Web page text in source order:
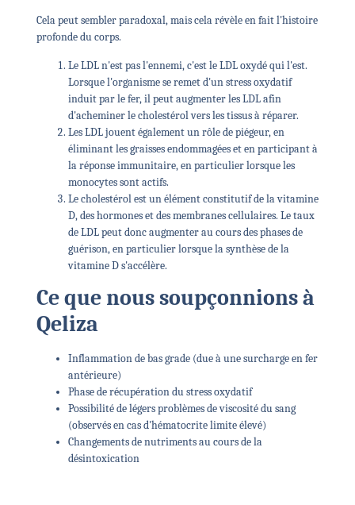
Cela peut sembler paradoxal, mais cela révèle en fait l'histoire
profonde du corps.
Le LDL n'est pas l'ennemi, c'est le LDL oxydé qui l'est.
Lorsque l'organisme se remet d'un stress oxydatif
induit par le fer, il peut augmenter les LDL afin
d'acheminer le cholestérol vers les tissus à réparer.
Les LDL jouent également un rôle de piégeur, en
éliminant les graisses endommagées et en participant à
la réponse immunitaire, en particulier lorsque les
monocytes sont actifs.
Le cholestérol est un élément constitutif de la vitamine
D, des hormones et des membranes cellulaires. Le taux
de LDL peut donc augmenter au cours des phases de
guérison, en particulier lorsque la synthèse de la
vitamine D s'accélère.
Ce que nous soupçonnions à
Qeliza
Inflammation de bas grade (due à une surcharge en fer
antérieure)
Phase de récupération du stress oxydatif
Possibilité de légers problèmes de viscosité du sang
(observés en cas d'hématocrite limite élevé)
Changements de nutriments au cours de la
désintoxication